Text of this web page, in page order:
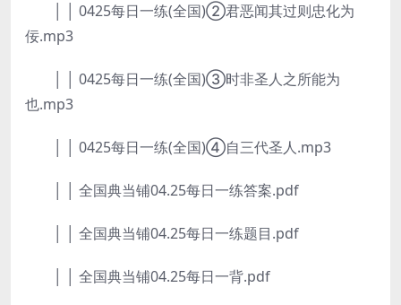
│ │ 0425每日一练(全国)②君恶闻其过则忠化为
佞.mp3
│ │ 0425每日一练(全国)③时非圣人之所能为
也.mp3
│ │ 0425每日一练(全国)④自三代圣人.mp3
│ │ 全国典当铺04.25每日一练答案.pdf
│ │ 全国典当铺04.25每日一练题目.pdf
│ │ 全国典当铺04.25每日一背.pdf